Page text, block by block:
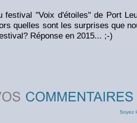
festival "Voix d'étoiles" de Port
quelles sont les surprises que
Réponse en 2015... ;-)
Soyez